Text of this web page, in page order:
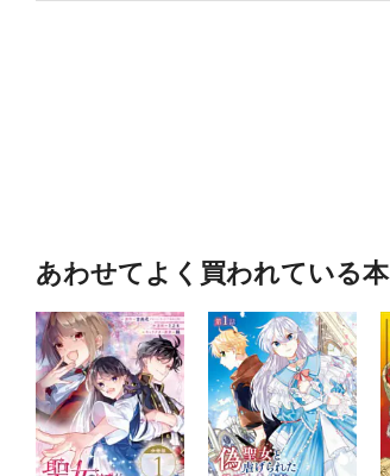
あわせてよく買われている本